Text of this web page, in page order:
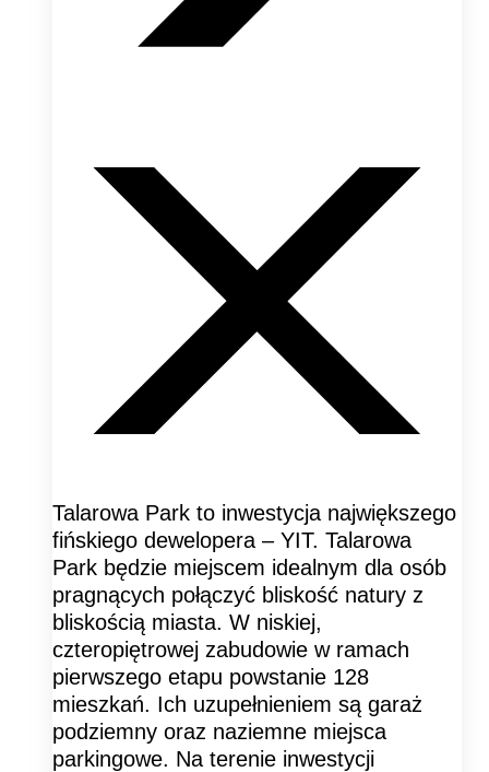
Talarowa Park to inwestycja największego
fińskiego dewelopera – YIT. Talarowa
Park będzie miejscem idealnym dla osób
pragnących połączyć bliskość natury z
bliskością miasta. W niskiej,
czteropiętrowej zabudowie w ramach
pierwszego etapu powstanie 128
mieszkań. Ich uzupełnieniem są garaż
podziemny oraz naziemne miejsca
parkingowe. Na terenie inwestycji